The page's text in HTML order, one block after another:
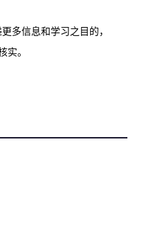
多信息和学习之目的，